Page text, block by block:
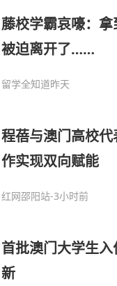
藤校学霸哀嚎：
被迫离开了……
留学全知道昨天
程蓓与澳门高校
作实现双向赋能
红网邵阳站-3小时前
首批澳门大学生
新